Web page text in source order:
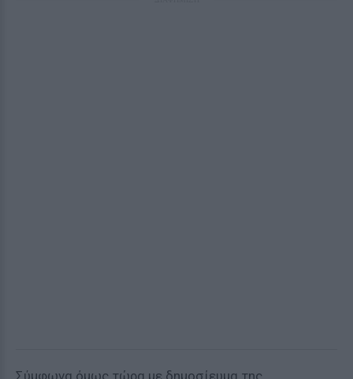
Σύμφωνα όμως τώρα με δημοσίευμα της